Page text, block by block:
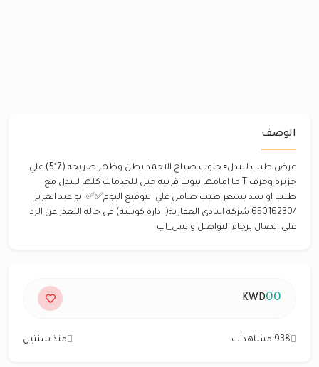
الوصف
عرض طيب للبدل▫ جنوب صباح الاحمد بطن وظهر صريحه (7*5) علي
جزيره وحرف T ما امامها بيوت قريبه حيل للخدمات كلها للبدل مع
طلب او سد بسعر طيب صامل علي التوقيع اليوم✅✅ ابو عبد العزيز
/65016230 شركة البادى العقارية( ادارة كويتية) فى حاله التعذر عن الرد
على اتصال برجاء التواصل واتس_اب
00
KWD
938 مشاهدات منذ سنتين